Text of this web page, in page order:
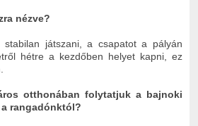
nézve?
stabilan játszani, a csapatot a pályán
hétre a kezdőben helyet kapni, ez
otthonában folytatjuk a bajnoki
rangadónktól?